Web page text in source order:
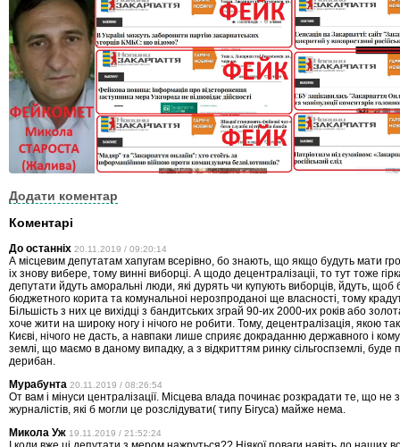
Додати коментар
Коментарі
До останніх 20.11.2019 / 09:20:14
А місцевим депутатам хапугам всерівно, бо знають, що якщо будуть мати
іх знову вибере, тому винні виборці. А щодо децентралізаціі, то тут тоже
депутати йдуть аморальні люди, які дурять чи купують виборців, йдуть, щоб
бюджетного корита та комунальноі нерозпроданоі ще власності, тому
Більшість з них це вихідці з бандитських зграй 90-их 2000-их років або
хоче жити на широку ногу і нічого не робити. Тому, децентралізація, якою
Києві, нічого не дасть, а навпаки лише сприяє докраданню державного і
землі, що маємо в даному випадку, а з відкриттям ринку сільгоспземлі, буде
дерибан.
Мурабунта 20.11.2019 / 08:26:54
От вам і мінуси централізації. Місцева влада починає розкрадати те, що не
журналістів, які б могли це розслідувати( типу Бігуса) майже нема.
Микола Уж 19.11.2019 / 21:52:24